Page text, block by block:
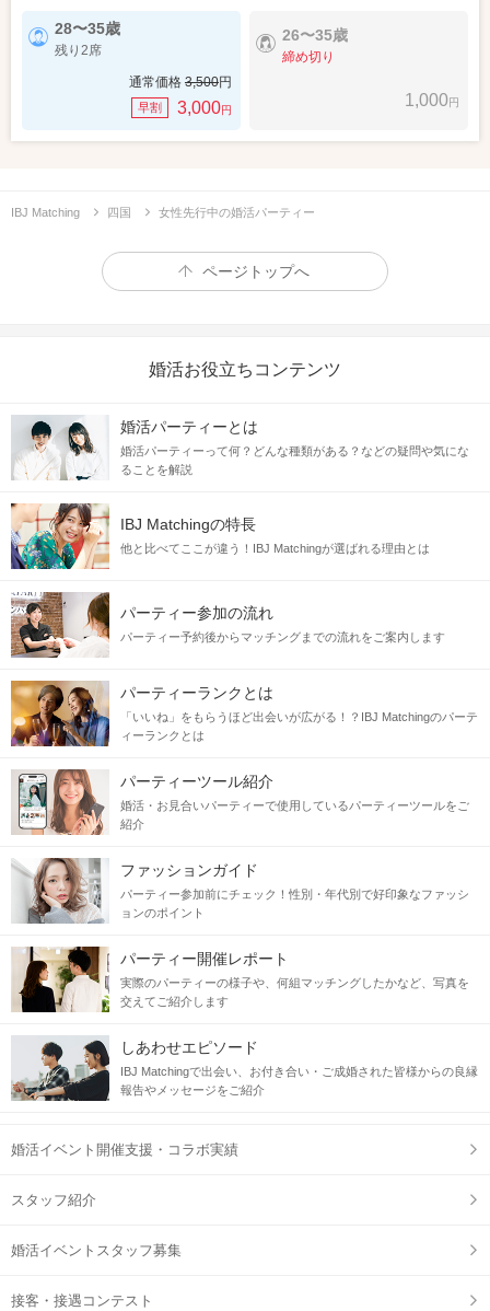
28〜35歳
残り2席
通常価格 3,500円
早割 3,000円
26〜35歳
締め切り
1,000円
IBJ Matching 四国 女性先行中の婚活パーティー
ページトップへ
婚活お役立ちコンテンツ
婚活パーティーとは
婚活パーティーって何？どんな種類がある？などの疑問や気にな
ることを解説
IBJ Matchingの特長
他と比べてここが違う！IBJ Matchingが選ばれる理由とは
パーティー参加の流れ
パーティー予約後からマッチングまでの流れをご案内します
パーティーランクとは
「いいね」をもらうほど出会いが広がる！？IBJ Matchingのパーテ
ィーランクとは
パーティーツール紹介
婚活・お見合いパーティーで使用しているパーティーツールをご
紹介
ファッションガイド
パーティー参加前にチェック！性別・年代別で好印象なファッシ
ョンのポイント
パーティー開催レポート
実際のパーティーの様子や、何組マッチングしたかなど、写真を
交えてご紹介します
しあわせエピソード
IBJ Matchingで出会い、お付き合い・ご成婚された皆様からの良縁
報告やメッセージをご紹介
婚活イベント開催支援・コラボ実績
スタッフ紹介
婚活イベントスタッフ募集
接客・接遇コンテスト